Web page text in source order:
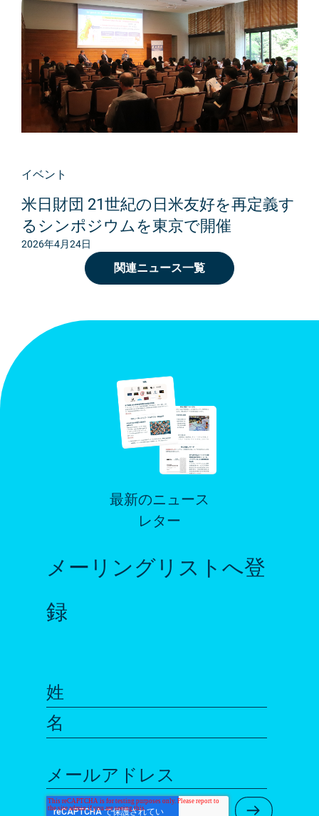
イベント
米日財団 21世紀の日米友好を再定義す
るシンポジウムを東京で開催
2026年4月24日
関連ニュース一覧
メーリングリストへ登
録
姓
名
メールアドレス
Submit
最新のニュース
レター